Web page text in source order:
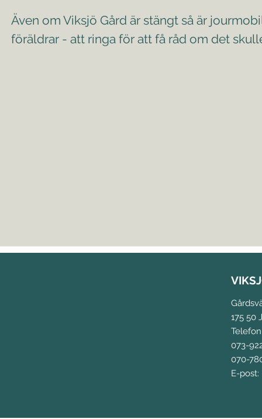
Även om Viksjö Gård är stängt så är
föräldrar - att ringa för att få råd om det
175 50
073-
070-
E-post: